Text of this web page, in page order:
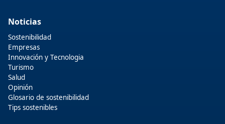
Noticias
Sostenibilidad
Empresas
Innovación y Tecnologia
Turismo
Salud
Opinión
Glosario de sostenibilidad
Tips sostenibles